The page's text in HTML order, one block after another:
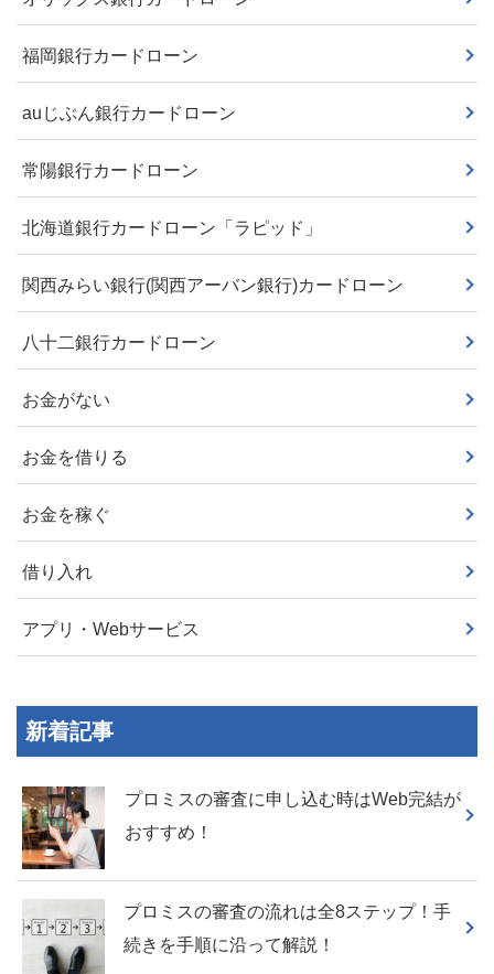
福岡銀行カードローン
auじぶん銀行カードローン
常陽銀行カードローン
北海道銀行カードローン「ラピッド」
関西みらい銀行(関西アーバン銀行)カードローン
八十二銀行カードローン
お金がない
お金を借りる
お金を稼ぐ
借り入れ
アプリ・Webサービス
新着記事
プロミスの審査に申し込む時はWeb完結が
おすすめ！
プロミスの審査の流れは全8ステップ！手
続きを手順に沿って解説！